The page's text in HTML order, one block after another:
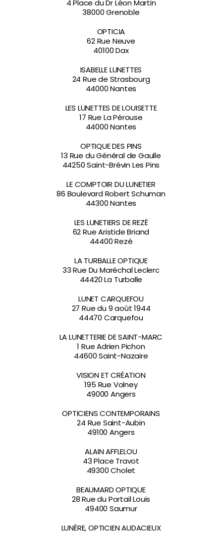
4 Place du Dr Léon Martin
38000 Grenoble
OPTICIA
62 Rue Neuve
40100 Dax
ISABELLE LUNETTES
24 Rue de Strasbourg
44000 Nantes
LES LUNETTES DE LOUISETTE
17 Rue La Pérouse
44000 Nantes
OPTIQUE DES PINS
13 Rue du Général de Gaulle
44250 Saint-Brévin Les Pins
LE COMPTOIR DU LUNETIER
86 Boulevard Robert Schuman
44300 Nantes
LES LUNETIERS DE REZÉ
62 Rue Aristide Briand
44400 Rezé
LA TURBALLE OPTIQUE
33 Rue Du Maréchal Leclerc
44420 La Turballe
LUNET CARQUEFOU
27 Rue du 9 août 1944
44470 Carquefou
LA LUNETTERIE DE SAINT-MARC
1 Rue Adrien Pichon
44600 Saint-Nazaire
VISION ET CRÉATION
195 Rue Volney
49000 Angers
OPTICIENS CONTEMPORAINS
24 Rue Saint-Aubin
49100 Angers
ALAIN AFFLELOU
43 Place Travot
49300 Cholet
BEAUMARD OPTIQUE
28 Rue du Portail Louis
49400 Saumur
LUNÈRE, OPTICIEN AUDACIEUX